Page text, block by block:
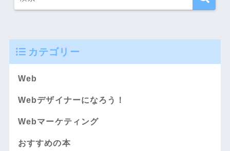
カテゴリー
Web
Webデザイナーになろう！
Webマーケティング
おすすめの本